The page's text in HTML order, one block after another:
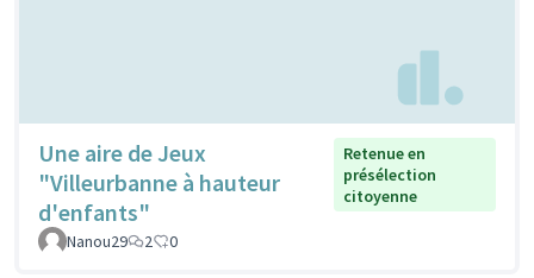
Une aire de Jeux
"Villeurbanne à hauteur
d'enfants"
Retenue en
présélection
citoyenne
Nanou29 2 0